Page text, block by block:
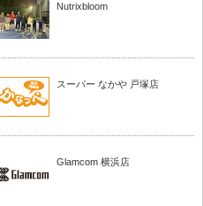
Nutrixbloom
スーパー なかや 戸塚店
Glamcom 横浜店